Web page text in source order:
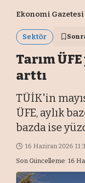
Ekonomi Gazetesi
Sektör
Tarım
arttı
TÜİK'in
ÜFE, aylık
bazda ise
Son Güncelleme: 16
16 Haziran 2026